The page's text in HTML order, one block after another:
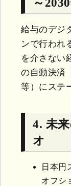
給与のデジ
ンで行われ
を介さない
の自動決済
等）にステ
4. 未
オ
日本円
オフシ